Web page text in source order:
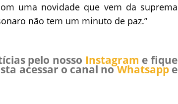
uma novidade que vem da suprema
não tem um minuto de paz.”
pelo nosso Instagram e fique
acessar o canal noWhatsappe